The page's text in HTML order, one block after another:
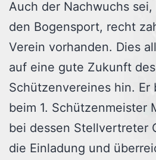
Auch der Nachwuchs
den Bogensport, recht
Verein vorhanden. Dies
auf eine gute Zukunft des
Schützenvereines hin. Er
beim 1. Schützenmeister
bei dessen Stellvertreter
die Einladung und